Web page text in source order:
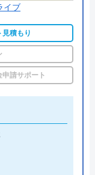
イブ
見積もり
申請サポート